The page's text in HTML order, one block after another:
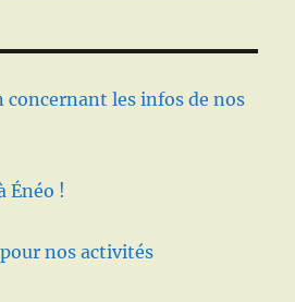
les infos de nos
Énéo !
nos activités